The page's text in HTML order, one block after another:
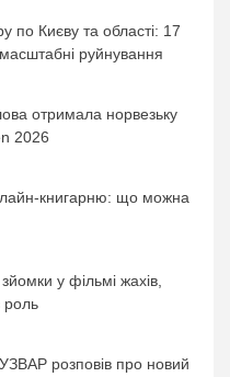
по Києву та області: 17
руйнування
отримала норвезьку
2026
книгарню: що можна
у фільмі жахів,
роль
розповів про новий